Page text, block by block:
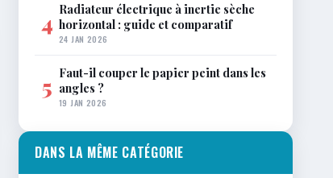
4 Radiateur électrique à inertie sèche
horizontal : guide et comparatif
24 JAN 2026
5 Faut-il couper le papier peint dans les
angles ?
19 JAN 2026
DANS LA MÊME CATÉGORIE